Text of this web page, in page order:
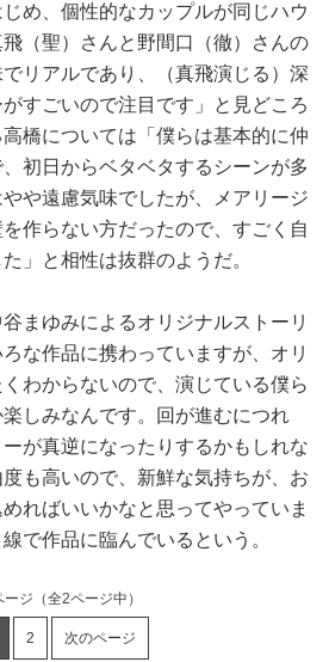
め、個性的なカップルが同じハウ
（聖）さんと野間口（徹）さんの
リアルであり、（真飛演じる）深
すごいので注目です」と見どころ
橋については「僕らは基本的に仲
初日からベタベタするシーンが多
や遠慮気味でしたが、メアリージ
作らない方だったので、すごく自
」と相性は抜群のようだ。
まゆみによるオリジナルストーリ
な作品に携わっていますが、オリ
わからないので、演じている僕ら
しみなんです。回が進むにつれ
が真逆になったりするかもしれな
も高いので、新鮮な気持ちが、お
ればいいかなと思ってやっていま
で作品に臨んでいるという。
ージ （全2ページ中）
2 次のページ